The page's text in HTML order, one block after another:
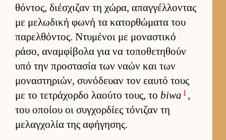
θόντος, διέσχιζαν τη χώρα, απαγ­γέλ­λοντας
με μελωδική φωνή τα κατορ­θώματα του
παρελ­θόντος. Ντυμένοι με μοναστικό
ράσο, αναμ­φίβολα για να τοποθετηθούν
υπό την προστασία των ναών και των
μοναστηριών, συνόδευαν τον εαυτό τους
με το τετράχορδο λαούτο τους, το biwa 1 ,
του οποίου οι συγ­χορ­δίες τόνιζαν τη
μελαγ­χολία της αφήγησης.